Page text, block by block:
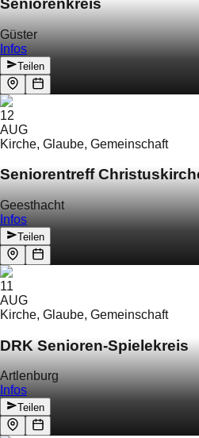
Seniorenkreis
Güster
Infos
Teilen
12
AUG
Kirche, Glaube, Gemeinschaft
Seniorentreff
Geesthacht
Infos
Teilen
11
AUG
Kirche, Glaube, Gemeinschaft
DRK Senioren-Spielekreis
Artlenburg
Infos
Teilen